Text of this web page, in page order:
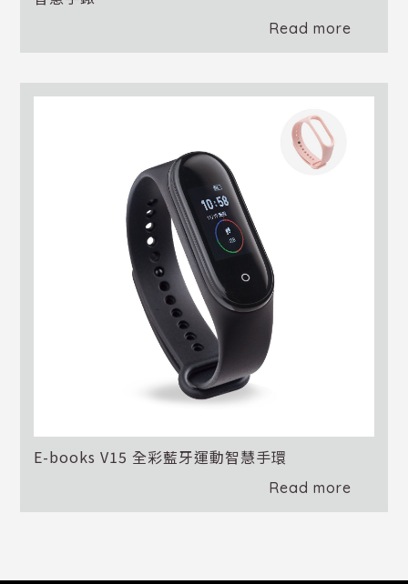
Read more
E-books V15 全彩藍牙運動智慧手環
Read more